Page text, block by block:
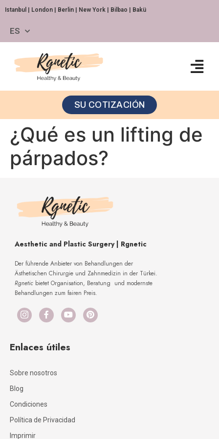
Istanbul | London | Berlin | New York | Bilbao | Bakü
ES
SU COTIZACIÓN
¿Qué es un lifting de
párpados?
Aesthetic and Plastic Surgery | Rgnetic
Der führende Anbieter von Behandlungen der
Ästhetischen Chirurgie und Zahnmedizin in der Türkei.
Rgnetic bietet Organisation, Beratung und modernste
Behandlungen zum fairen Preis.
Enlaces útiles
Sobre nosotros
Blog
Condiciones
Política de Privacidad
Imprimir